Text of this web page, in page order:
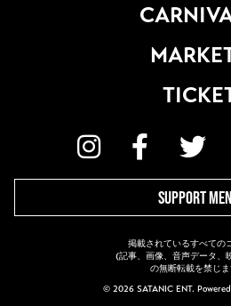
SUPPORT
掲載されているすべての
(記事、画像、音声データ、
の無断転載を禁じま
© 2026 SATANIC ENT.